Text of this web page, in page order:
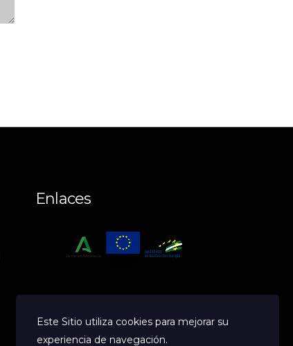
Enlaces
Este Sitio utiliza cookies para mejorar su
experiencia de navegación.